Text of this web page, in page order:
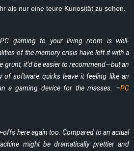
als nur eine teure Kuriosität zu sehen.
PC gaming to your living room is well-
of the memory crisis have left it with a
grunt, it’d be easier to recommend—but an
of software quirks leave it feeling like an
a gaming device for the masses. –PC
offs here again too. Compared to an actual
might be dramatically prettier and